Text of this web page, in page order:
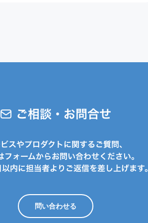
ご相談・お問合せ
スやプロダクトに関するご質問、
フォームからお問い合わせください。
内に担当者よりご返信を差し上げます。
問い合わせる